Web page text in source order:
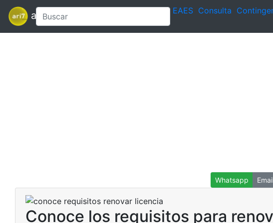
ari7 EAES Consulta
Whatsapp
Conoce los requisitos para